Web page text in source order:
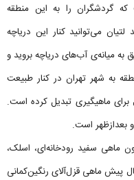
گردشگران را به این منطقه
می‌توانید کنار این دریاچه
به میانه‌ی آب‌های دریاچه بروید و
به شهر تهران در کنار طبیعت
ماهیگیری تبدیل کرده است.
بعدازظهر است.
ماهی سفید رودخانه‌ای، اسلک،
پیش ماهی قزل‌آلای رنگین‌کمانی